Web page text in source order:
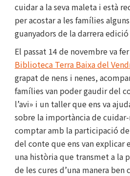
cuidar a la seva maleta i està
per acostar a les famílies
guanyadors de la darrera
El passat 14 de novembre va
Biblioteca Terra Baixa del
grapat de nens i nenes,
famílies van poder gaudir del
l’avi» i un taller que ens va
sobre la importància de cuidar-
comptar amb la participació
del conte que ens van explicar
una història que transmet a la
de les cures d’una manera